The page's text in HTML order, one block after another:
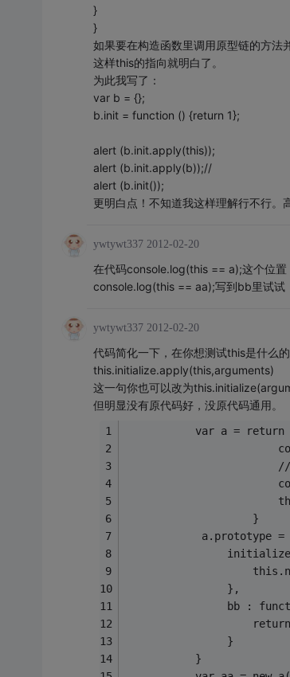
}
}
如果要在构造函数里调用原型链的方
这样this的指向就明白了。
为此我写了：
var b = {};
b.init = function () {return 1};
alert (b.init.apply(this));
alert (b.init.apply(b));//
alert (b.init());
更明白点！不知道我这样理解行不行。
ywtywt337 2012-02-20
在代码console.log(this == a);这个位
console.log(this == aa);写到bb里试试
ywtywt337 2012-02-20
代码简化一下，在你想测试this是什么
this.initialize.apply(this,arguments)
这一句你也可以改为
但明显没有原代码好，没原代码通用。
var a = return
                    }
a.prototype
                },
bb :
                }
           }